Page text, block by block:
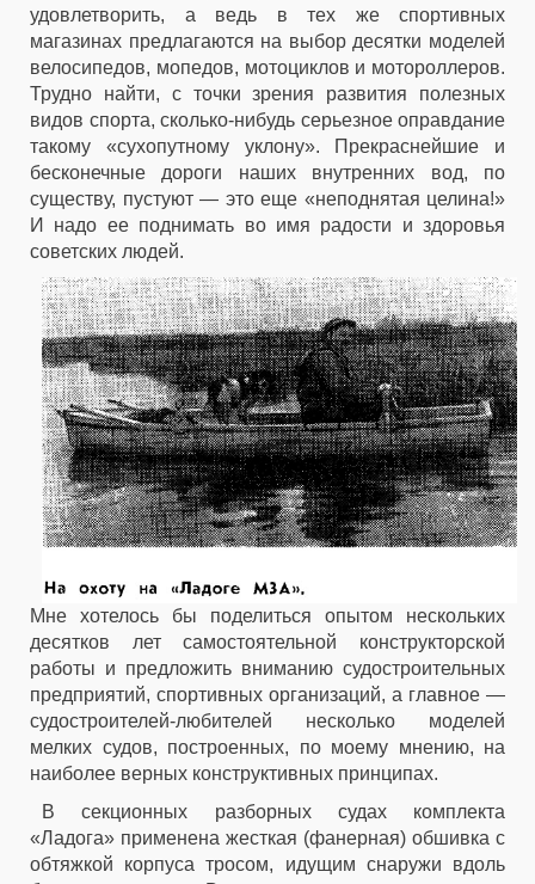
удовлетворить, а ведь в тех же спортивных
магазинах предлагаются на выбор десятки моделей
велосипедов, мопедов, мотоциклов и мотороллеров.
Трудно найти, с точки зрения развития полезных
видов спорта, сколько-нибудь серьезное оправдание
такому «сухопутному уклону». Прекраснейшие и
бесконечные дороги наших внутренних вод, по
существу, пустуют — это еще «неподнятая целина!»
И надо ее поднимать во имя радости и здоровья
советских людей.
Мне хотелось бы поделиться опытом нескольких
десятков лет самостоятельной конструкторской
работы и предложить вниманию судостроительных
предприятий, спортивных организаций, а главное —
судостроителей-любителей несколько моделей
мелких судов, построенных, по моему мнению, на
наиболее верных конструктивных принципах.
В секционных разборных судах комплекта
«Ладога» применена жесткая (фанерная) обшивка с
обтяжкой корпуса тросом, идущим снаружи вдоль